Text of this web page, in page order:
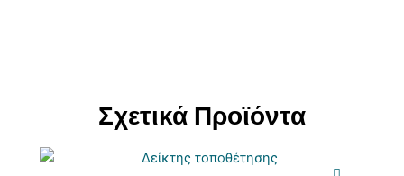
Σχετικά Προϊόντα